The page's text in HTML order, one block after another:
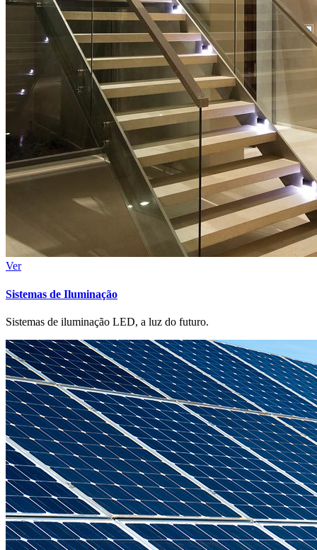
Ver
Sistemas de Iluminação
Sistemas de iluminação LED, a luz do futuro.